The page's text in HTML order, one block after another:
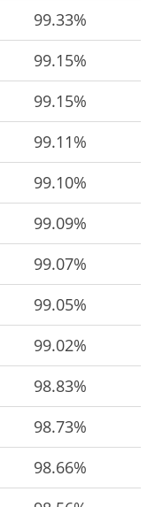
99.33%
99.15%
99.15%
99.11%
99.10%
99.09%
99.07%
99.05%
99.02%
98.83%
98.73%
98.66%